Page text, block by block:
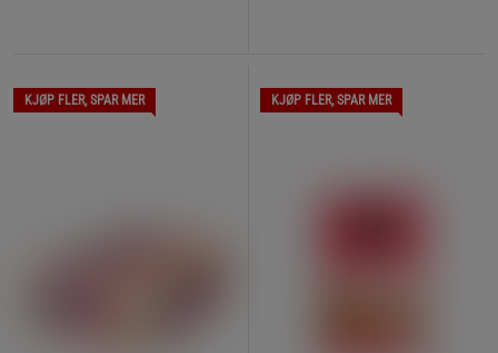
KJØP FLER, SPAR MER KJØP FLER, SPAR MER